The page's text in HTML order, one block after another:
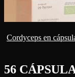
Cordyceps en
56